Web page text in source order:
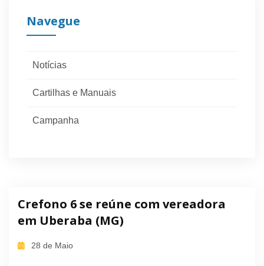
Navegue
Notícias
Cartilhas e Manuais
Campanha
Crefono 6 se reúne com vereadora
em Uberaba (MG)
28 de Maio